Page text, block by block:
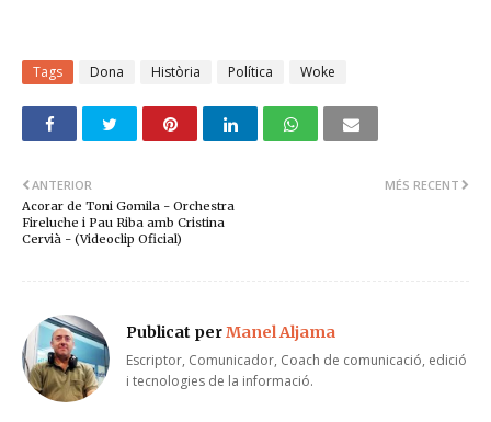
Tags Dona Història Política Woke
MÉS RECENT
ANTERIOR
Acorar de Toni Gomila - Orchestra
Fireluche i Pau Riba amb Cristina
Cervià - (Videoclip Oficial)
Publicat perManel Aljama
Escriptor, Comunicador, Coach de comunicació, edició
i tecnologies de la informació.